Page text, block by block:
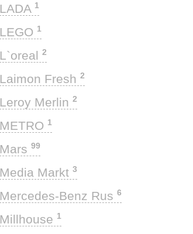
LADA 1
LEGO 1
L`oreal 2
Laimon Fresh 2
Leroy Merlin 2
METRO 1
Mars 99
Media Markt 3
Mercedes-Benz Rus 6
Millhouse 1